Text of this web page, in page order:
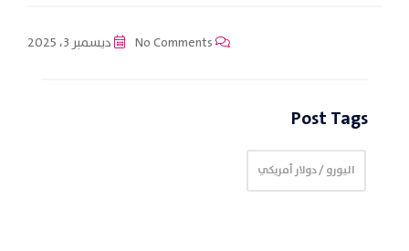
ديسمبر 3، 2025
Post Tags
اليورو / دولار أمريكي